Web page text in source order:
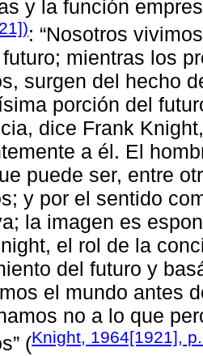
y la función
: “Nosotros
mientras los
surgen del hecho
porción del
dice Frank
a él. El
puede ser, entre
y por el sentido
la imagen es
el rol de la
del futuro y
el mundo antes
no a lo que
(Knight, 1964[1921],